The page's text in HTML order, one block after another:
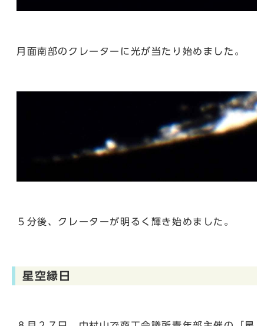
月面南部のクレーターに光が当たり始めました。
５分後、クレーターが明るく輝き始めました。
星空縁日